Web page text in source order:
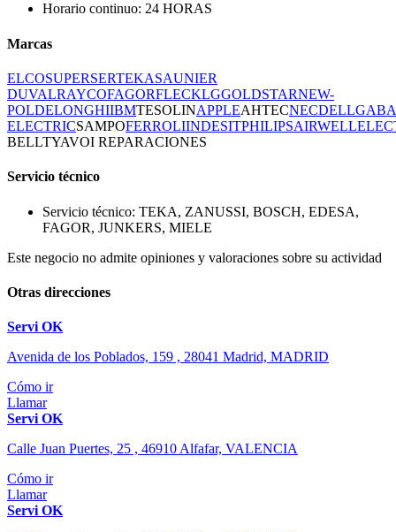
Horario continuo: 24 HORAS
Marcas
ELCOSUPERSERTEKASAUNIER
DUVALRAYCOFAGORFLECKLGGOLDSTARNEW-
POLDELONGHIIBMTESOLINAPPLEAHTECNECDELL
ELECTRICSAMPOFERROLIINDESITPHILIPSAIRWELL
BELLTYAVOI REPARACIONES
Servicio técnico
Servicio técnico: TEKA, ZANUSSI, BOSCH, EDESA,
FAGOR, JUNKERS, MIELE
Este negocio no admite opiniones y valoraciones sobre su actividad
Otras direcciones
Servi OK
Avenida de los Poblados, 159 , 28041 Madrid, MADRID
Cómo ir
Llamar
Servi OK
Calle Juan Puertes, 25 , 46910 Alfafar, VALENCIA
Cómo ir
Llamar
Servi OK